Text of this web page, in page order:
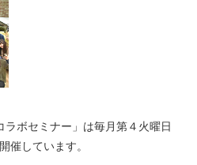
ボセミナー」は毎月第４火曜日
催しています。